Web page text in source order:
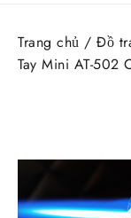
Trang chủ / Đồ
Tay Mini AT-502